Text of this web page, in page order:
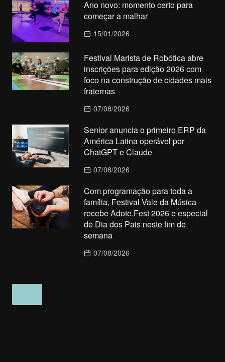
Ano novo: momento certo para
começar a malhar
15/01/2026
Festival Marista de Robótica abre
inscrições para edição 2026 com
foco na construção de cidades mais
fraternas
07/08/2026
Senior anuncia o primeiro ERP da
América Latina operável por
ChatGPT e Claude
07/08/2026
Com programação para toda a
família, Festival Vale da Música
recebe Adote.Fest 2026 e especial
de Dia dos Pais neste fim de
semana
07/08/2026